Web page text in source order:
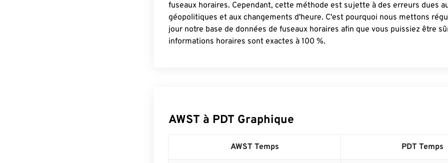
fuseaux horaires. Cependant, cette méthode est sujette à des erreurs dues
géopolitiques et aux changements d'heure. C'est pourquoi nous mettons
jour notre base de données de fuseaux horaires afin que vous puissiez être
informations horaires sont exactes à 100 %.
AWST à PDT Graphique
AWST Temps PDT Temps